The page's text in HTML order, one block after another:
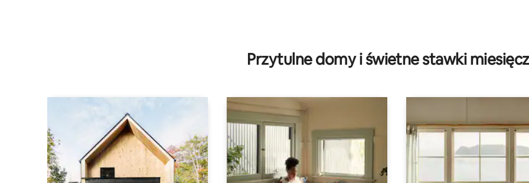
Przytulne domy i świetne stawki